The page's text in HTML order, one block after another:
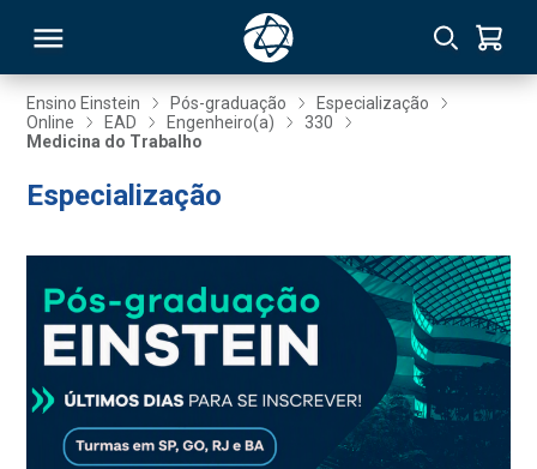
Ensino Einstein Pós-graduação
Especialização
Online
EAD Engenheiro(a)
330
Medicina do Trabalho
Especialização